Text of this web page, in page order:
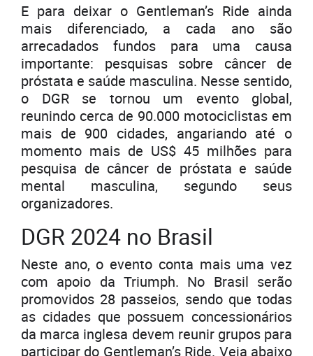
E para deixar o Gentleman’s Ride ainda
mais diferenciado, a cada ano são
arrecadados fundos para uma causa
importante: pesquisas sobre câncer de
próstata e saúde masculina. Nesse sentido,
o DGR se tornou um evento global,
reunindo cerca de 90.000 motociclistas em
mais de 900 cidades, angariando até o
momento mais de US$ 45 milhões para
pesquisa de câncer de próstata e saúde
mental masculina, segundo seus
organizadores.
DGR 2024 no Brasil
Neste ano, o evento conta mais uma vez
com apoio da Triumph. No Brasil serão
promovidos 28 passeios, sendo que todas
as cidades que possuem concessionários
da marca inglesa devem reunir grupos para
participar do Gentleman’s Ride. Veja abaixo